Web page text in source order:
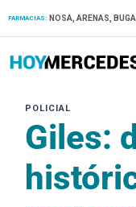
FARMACIAS: NOSA, ARENAS,
Giles: